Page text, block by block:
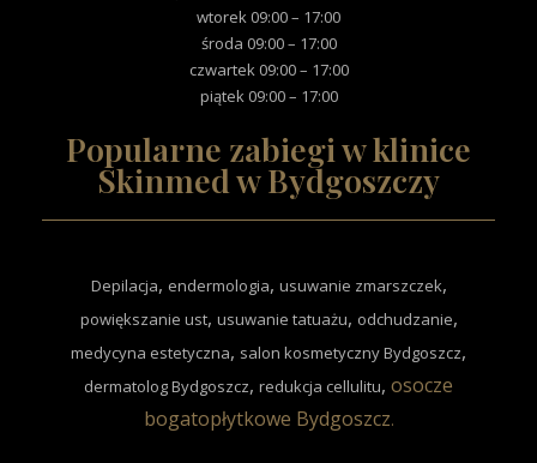
wtorek 09:00 – 17:00
środa 09:00 – 17:00
czwartek 09:00 – 17:00
piątek 09:00 – 17:00
Popularne zabiegi w klinice
Skinmed w Bydgoszczy
Depilacja, endermologia, usuwanie zmarszczek,
powiększanie ust, usuwanie tatuażu, odchudzanie,
medycyna estetyczna, salon kosmetyczny Bydgoszcz,
dermatolog Bydgoszcz, redukcja cellulitu, osocze
bogatopłytkowe Bydgoszcz.